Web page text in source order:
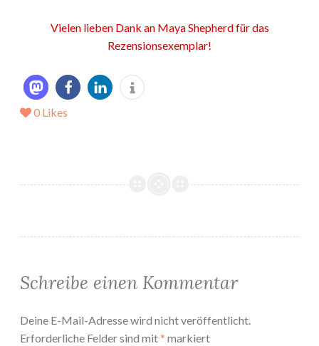
Vielen lieben Dank an Maya Shepherd für das
Rezensionsexemplar!
0 Likes
Schreibe einen Kommentar
Deine E-Mail-Adresse wird nicht veröffentlicht.
Erforderliche Felder sind mit* markiert